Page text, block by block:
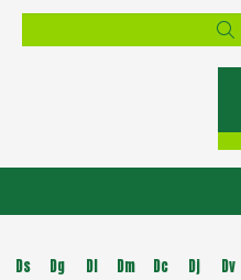
Ds Dg Dl Dm Dc Dj Dv